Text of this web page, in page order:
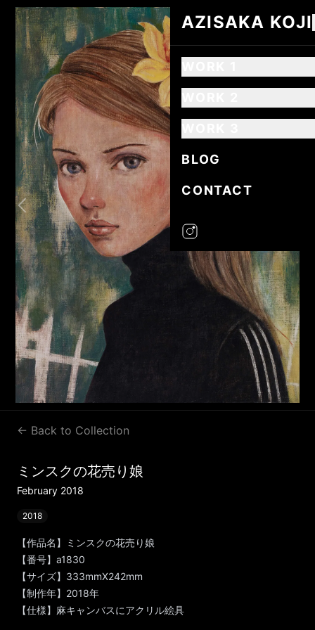
← Back to Collection
ミンスクの花売り娘
February 2018
2018
【作品名】ミンスクの花売り娘
【番号】a1830
【サイズ】333mmX242mm
【制作年】2018年
【仕様】麻キャンバスにアクリル絵具
AZISAKA KOJI
AZISAKA KOJI
BLOG
CONTACT